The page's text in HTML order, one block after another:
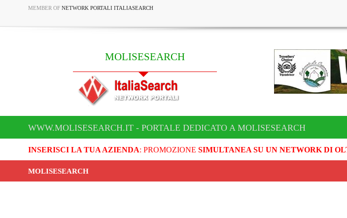
MEMBER OF NETWORK PORTALI ITALIASEARCH
MOLISESEARCH
WWW.MOLISESEARCH.IT - PORTALE DEDICATO A MOLISESEARCH
INSERISCI LA TUA AZIENDA: PROMOZIONE SIMULTANEA SU UN NETWORK DI
MOLISESEARCH